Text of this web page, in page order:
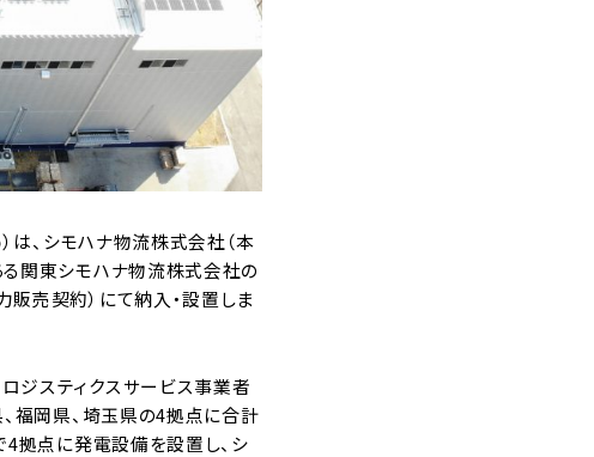
は、シモハナ物流株式会社（本
関東シモハナ物流株式会社の
売契約）にて納入・設置しま
ジスティクスサービス事業者
、福岡県、埼玉県の4拠点に合計
4拠点に発電設備を設置し、シ